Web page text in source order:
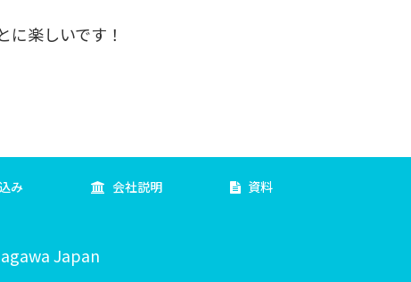
楽しいです！
み 会社説明 資料
Japan